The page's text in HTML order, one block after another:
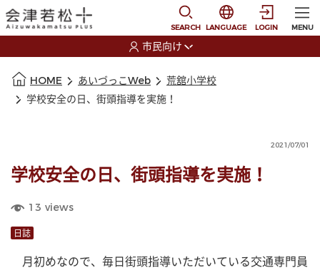
SEARCH
選択すると言語の切
LANGUAGE LOGIN MENU
市民向け
HOME あいづっこWeb
荒舘小学校
学校安全の日、街頭指導を実施！
2021/07/01
学校安全の日、街頭指導を実施！
13 views
日誌
月初めなので、毎日街頭指導いただいている交通専門員